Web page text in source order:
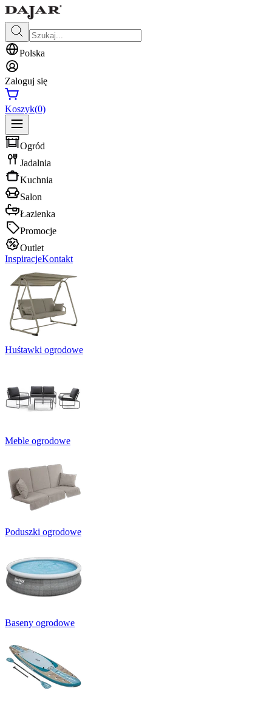
Polska
Zaloguj się
Koszyk(0)
Ogród
Jadalnia
Kuchnia
Salon
Łazienka
Promocje
Outlet
InspiracjeKontakt
Huśtawki ogrodowe
Meble ogrodowe
Poduszki ogrodowe
Baseny ogrodowe